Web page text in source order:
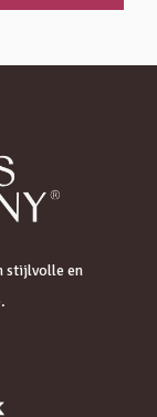
stijlvolle en